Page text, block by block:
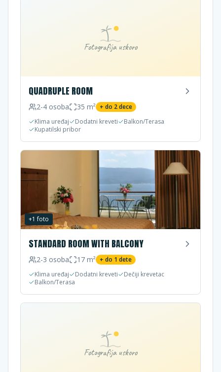
Fotografija uskoro
QUADRUPLE ROOM
2-4 osoba 35 m² + do 2dece
Klima uređaj
Dodatni kreveti
Balkon/Terasa
Kupatilski pribor
+1 foto
STANDARD ROOM WITH BALCONY
2-3 osoba 17 m² + do 1 dete
Klima uređaj
Dodatni kreveti
Dečiji krevetac
Balkon/Terasa
Fotografija uskoro